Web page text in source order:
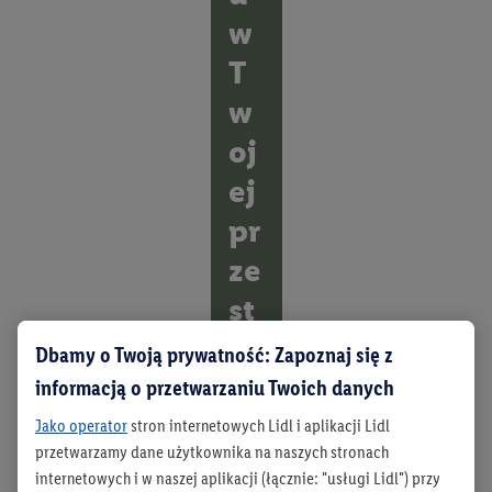
w
T
w
oj
ej
pr
ze
st
rz
en
i.
O
Dbamy o Twoją prywatność: Zapoznaj się z
informacją o przetwarzaniu Twoich danych
Jako operatorstron internetowych Lidl i aplikacji Lidl
przetwarzamy dane użytkownika na naszych stronach
internetowych i w naszej aplikacji (łącznie: "usługi Lidl") przy